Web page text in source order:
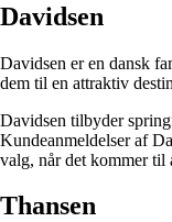
Davidsen
Davidsen er en dansk
dem til en attraktiv
Davidsen tilbyder
Kundeanmeldelser af
valg, når det kommer til
Thansen